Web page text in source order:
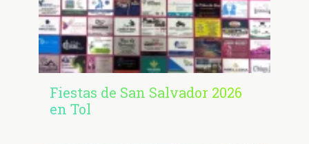
Fiestas de San Salvador 2026
en Tol